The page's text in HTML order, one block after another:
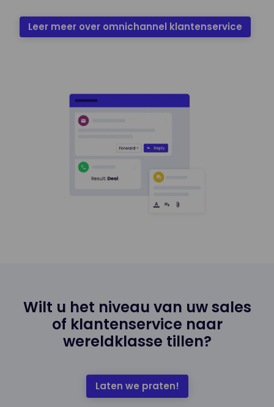
Leer meer over omnichannel klantenservice
Wilt u het niveau van uw sales
of klantenservice naar
wereldklasse tillen?
Laten we praten!